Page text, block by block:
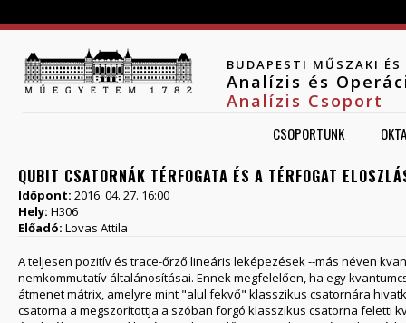
BUDAPESTI MŰSZAKI
Analízis és
Analízis Csoport
CSOPORTUNK
QUBIT CSATORNÁK TÉRFOGATA ÉS A TÉRFOGAT
Időpont: 2016. 04. 27. 16:00
Hely: H306
Előadó: Lovas Attila
A teljesen pozitív és trace-őrző lineáris leképezések --más néven
nemkommutatív általánosításai. Ennek megfelelően, ha egy
átmenet mátrix, amelyre mint "alul fekvő" klasszikus csatornára
csatorna a megszorítottja a szóban forgó klasszikus csatorna feletti